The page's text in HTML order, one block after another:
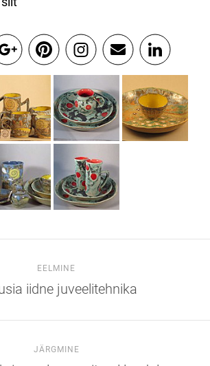
EELMINE
iidne juveelitehnika
JÄRGMINE